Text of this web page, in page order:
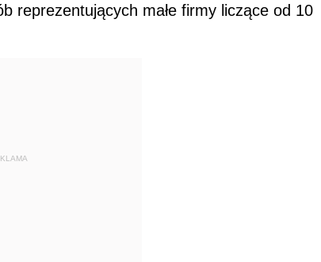
reprezentujących małe firmy liczące od 10